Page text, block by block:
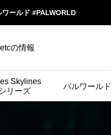
ールド #PALWORLD
の情報
Skylines
シリーズ
パルワールド